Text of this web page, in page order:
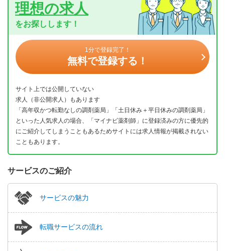
理想の求人
をお探しします！
1分で登録完了！
無料で登録する！
サイト上では公開していない
求人（非公開求人）もあります
「高年収かつ転勤なしの調剤薬局」「土日休み＋平日休みの調剤薬局」
といった人気求人の場合、「マイナビ薬剤師」に登録済みの方に優先的
にご紹介してしまうこともあるためサイトには求人情報が掲載されない
こともあります。
サービスのご紹介
サービスの魅力
転職サービスの流れ